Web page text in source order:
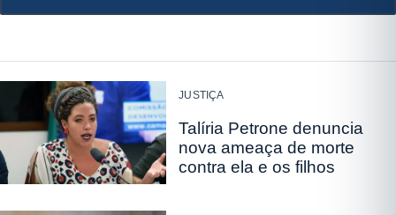
JUSTIÇA
Talíria Petrone denuncia
nova ameaça de morte
contra ela e os filhos